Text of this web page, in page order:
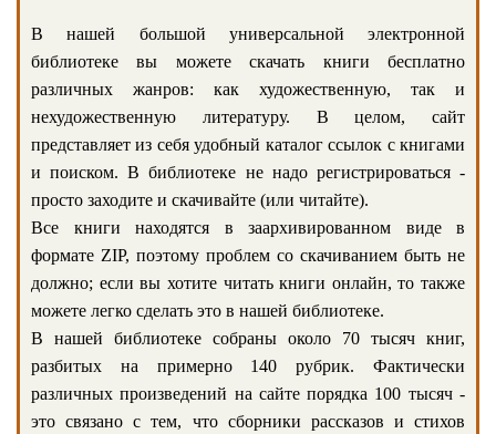
В нашей большой универсальной электронной
библиотеке вы можете скачать книги бесплатно
различных жанров: как художественную, так и
нехудожественную литературу. В целом, сайт
представляет из себя удобный каталог ссылок с книгами
и поиском. В библиотеке не надо регистрироваться -
просто заходите и скачивайте (или читайте).
Все книги находятся в заархивированном виде в
формате ZIP, поэтому проблем со скачиванием быть не
должно; если вы хотите читать книги онлайн, то также
можете легко сделать это в нашей библиотеке.
В нашей библиотеке собраны около 70 тысяч книг,
разбитых на примерно 140 рубрик. Фактически
различных произведений на сайте порядка 100 тысяч -
это связано с тем, что сборники рассказов и стихов